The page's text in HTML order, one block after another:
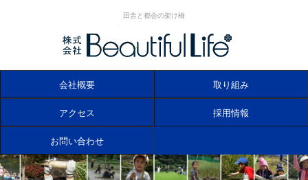
田舎と都会の架け橋
会社概要 取り組み
アクセス 採用情報
お問い合わせ